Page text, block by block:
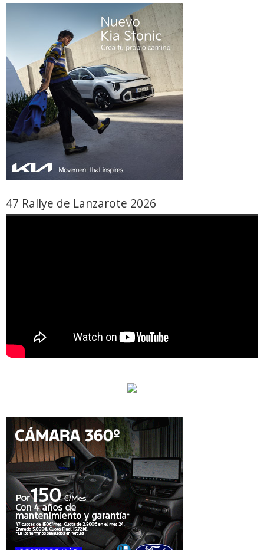
47 Rallye de Lanzarote 2026